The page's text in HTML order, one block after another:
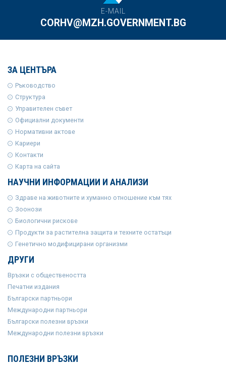
E-MAIL
CORHV@MZH.GOVERNMENT.BG
ЗА ЦЕНТЪРА
Ръководство
Структура
Управителен съвет
Официални документи
Нормативни актове
Кариери
Контакти
Карта на сайта
НАУЧНИ ИНФОРМАЦИИ И АНАЛИЗИ
Здраве на животните и хуманно отношение към тях
Зоонози
Биологични рискове
Продукти за растителна защита и техните остатъци
Генетично модифицирани организми
ДРУГИ
Връзки с обществеността
Печатни издания
Български партньори
Международни партньори
Български полезни връзки
Международни полезни връзки
ПОЛЕЗНИ ВРЪЗКИ